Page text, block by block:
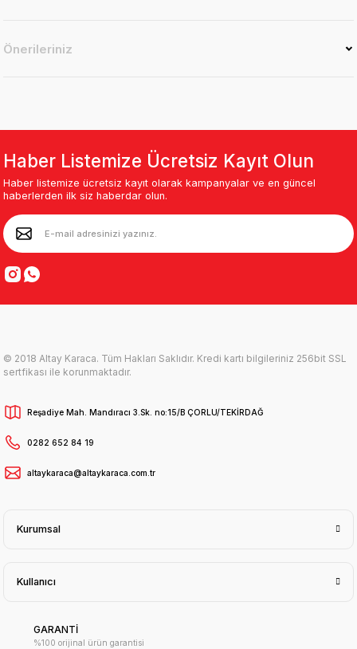
Önerileriniz
Haber Listemize Ücretsiz Kayıt Olun
Haber listemize ücretsiz kayıt olarak kampanyalar ve en güncel
haberlerden ilk siz haberdar olun.
© 2018 Altay Karaca. Tüm Hakları Saklıdır. Kredi kartı bilgileriniz 256bit SSL
sertfikası ile korunmaktadır.
Reşadiye Mah. Mandıracı 3.Sk. no:15/B ÇORLU/TEKİRDAĞ
0282 652 84 19
altaykaraca@altaykaraca.com.tr
Kurumsal
Kullanıcı
GARANTİ
%100 orijinal ürün garantisi